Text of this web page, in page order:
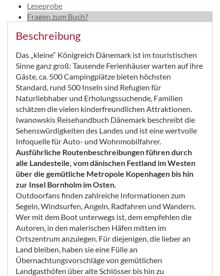
Leseprobe
Fragen zum Buch?
Beschreibung
Das „kleine“ Königreich Dänemark ist im touristischen
Sinne ganz groß: Tausende Ferienhäuser warten auf ihre
Gäste, ca. 500 Campingplätze bieten höchsten
Standard, rund 500 Inseln sind Refugien für
Naturliebhaber und Erholungssuchende, Familien
schätzen die vielen kinderfreundlichen Attraktionen.
Iwanowskis Reisehandbuch Dänemark beschreibt die
Sehenswürdigkeiten des Landes und ist eine wertvolle
Infoquelle für Auto- und Wohnmobilfahrer.
Ausführliche Routenbeschreibungen führen durch
alle Landesteile, vom dänischen Festland im Westen
über die gemütliche Metropole Kopenhagen bis hin
zur Insel Bornholm im Osten.
Outdoorfans finden zahlreiche Informationen zum
Segeln, Windsurfen, Angeln, Radfahren und Wandern.
Wer mit dem Boot unterwegs ist, dem empfehlen die
Autoren, in den malerischen Häfen mitten im
Ortszentrum anzulegen. Für diejenigen, die lieber an
Land bleiben, haben sie eine Fülle an
Übernachtungsvorschläge von gemütlichen
Landgasthöfen über alte Schlösser bis hin zu